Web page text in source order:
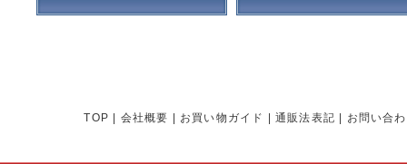
TOP 会社概要 お買い物ガイド 通販法表記 お問い合